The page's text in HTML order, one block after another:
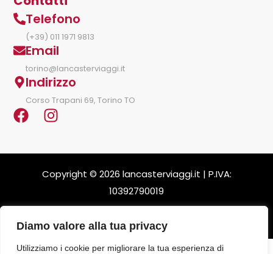
Diamo valore alla tua privacy
Utilizziamo i cookie per migliorare la tua esperienza di
Telefono
(+39) 011 1971 9813
Email
torino@lancasterviaggi.it
Indirizzo
Corso Trapani 69, Torino TO
Copyright © 2026 lancasterviaggi.it | P.IVA:
10392790019